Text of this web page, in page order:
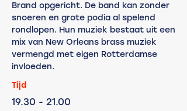
Brand opgericht. De band kan zonder
snoeren en grote podia al spelend
rondlopen. Hun muziek bestaat uit een
mix van New Orleans brass muziek
vermengd met eigen Rotterdamse
invloeden.
Tijd
19.30 - 21.00